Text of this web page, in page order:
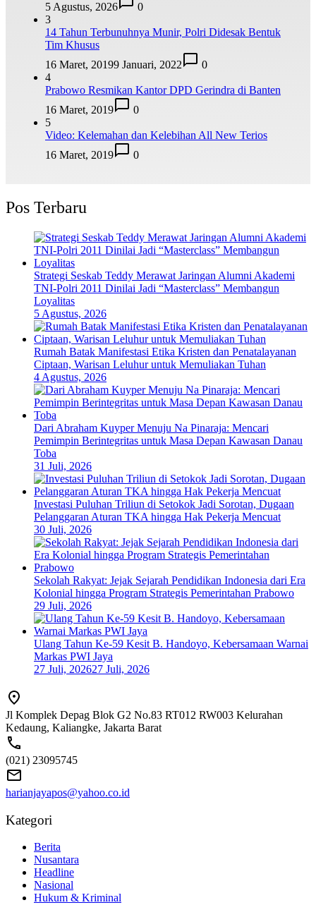
5 Agustus, 2026
0
3
14 Tahun Terbunuhnya Munir, Polri Didesak Bentuk
Tim Khusus
16 Maret, 20199 Januari, 2022
0
4
Prabowo Resmikan Kantor DPD Gerindra di Banten
16 Maret, 2019
0
5
Video: Kelemahan dan Kelebihan All New Terios
16 Maret, 2019
0
Pos Terbaru
Strategi Seskab Teddy Merawat Jaringan Alumni Akademi
TNI-Polri 2011 Dinilai Jadi “Masterclass” Membangun
Loyalitas
5 Agustus, 2026
Rumah Batak Manifestasi Etika Kristen dan Penatalayanan
Ciptaan, Warisan Leluhur untuk Memuliakan Tuhan
4 Agustus, 2026
Dari Abraham Kuyper Menuju Na Pinaraja: Mencari
Pemimpin Berintegritas untuk Masa Depan Kawasan Danau
Toba
31 Juli, 2026
Investasi Puluhan Triliun di Setokok Jadi Sorotan, Dugaan
Pelanggaran Aturan TKA hingga Hak Pekerja Mencuat
30 Juli, 2026
Sekolah Rakyat: Jejak Sejarah Pendidikan Indonesia dari Era
Kolonial hingga Program Strategis Pemerintahan Prabowo
29 Juli, 2026
Ulang Tahun Ke-59 Kesit B. Handoyo, Kebersamaan Warnai
Markas PWI Jaya
27 Juli, 202627 Juli, 2026
Jl Komplek Depag Blok G2 No.83 RT012 RW003 Kelurahan
Kedaung, Kaliangke, Jakarta Barat
(021) 23095745
harianjayapos@yahoo.co.id
Kategori
Berita
Nusantara
Headline
Nasional
Hukum & Kriminal